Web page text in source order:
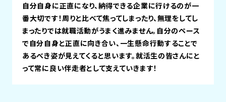
自分自身に正直になり、納得できる企業に行けるのが一
番大切です！周りと比べて焦ってしまったり、無理をしてし
まったりでは就職活動がうまく進みません。自分のペース
で自分自身と正直に向き合い、一生懸命行動することで
あるべき姿が見えてくると思います。就活生の皆さんにと
って常に良い伴走者として支えていきます！